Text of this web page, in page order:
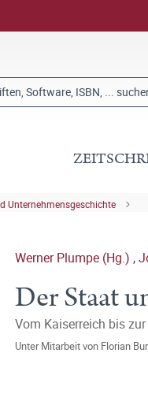
Unternehmensgeschichte
Werner Plumpe (Hg.) ,
Der Staat
Vom Kaiserreich bis
Unter Mitarbeit von Florian